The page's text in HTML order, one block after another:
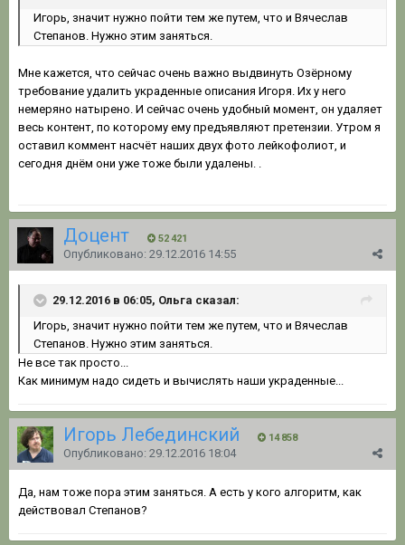
Игорь, значит нужно пойти тем же путем, что и Вячеслав
Степанов. Нужно этим заняться.
Мне кажется, что сейчас очень важно выдвинуть Озёрному
требование удалить украденные описания Игоря. Их у него
немеряно натырено. И сейчас очень удобный момент, он удаляет
весь контент, по которому ему предъявляют претензии. Утром я
оставил коммент насчёт наших двух фото лейкофолиот, и
сегодня днём они уже тоже были удалены. .
Доцент 52 421
Опубликовано: 29.12.2016 14:55
29.12.2016 в 06:05, Ольга сказал:
Игорь, значит нужно пойти тем же путем, что и Вячеслав
Степанов. Нужно этим заняться.
Не все так просто...
Как минимум надо сидеть и вычислять наши украденные...
Игорь Лебединский 14 858
Опубликовано: 29.12.2016 18:04
Да, нам тоже пора этим заняться. А есть у кого алгоритм, как
действовал Степанов?